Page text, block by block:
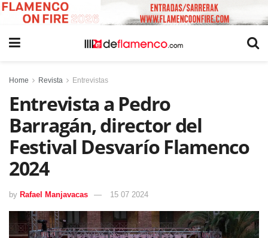
Home Revista Entrevistas
Entrevista a Pedro
Barragán, director del
Festival Desvarío Flamenco
2024
by Rafael Manjavacas 15 07 2024